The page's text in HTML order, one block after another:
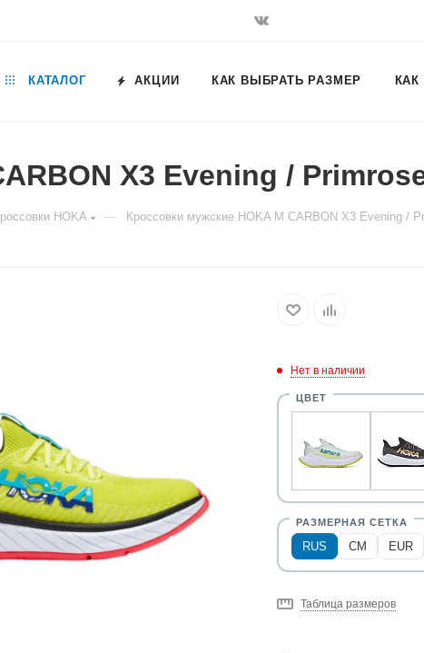
КАТАЛОГ АКЦИИ КАК ВЫБРАТЬ РАЗМЕР КАК
X3 Evening /
HOKA — Кроссовки мужские HOKA M CARBON X3 Evening /
Нет в наличии
RUS CM EUR
Таблица размеров